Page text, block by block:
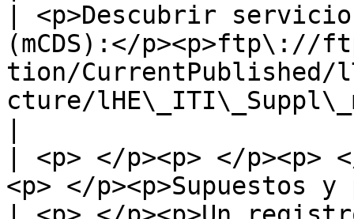
| <p>Descubrir
(mCDS):</p><p>ftp\://
tion/
cture/
| <p> </p><p> </p><p>
<p> </